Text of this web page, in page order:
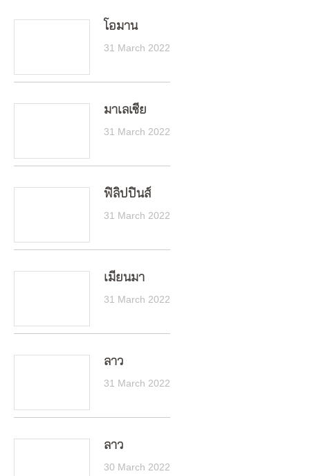
โอมาน
31 March 2022
มาเลเซีย
31 March 2022
ฟิลิปปินส์
31 March 2022
เมียนมา
31 March 2022
ลาว
31 March 2022
ลาว
30 March 2022